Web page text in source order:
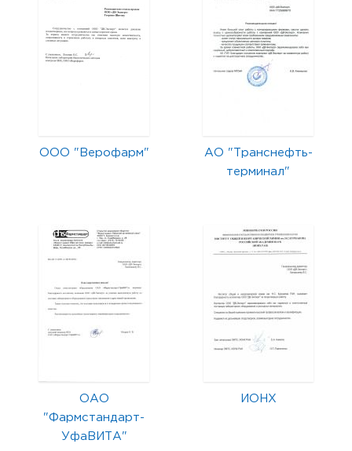
ООО "Верофарм"
АО "Транснефть-
терминал"
ОАО
"Фармстандарт-
УфаВИТА"
ИОНХ